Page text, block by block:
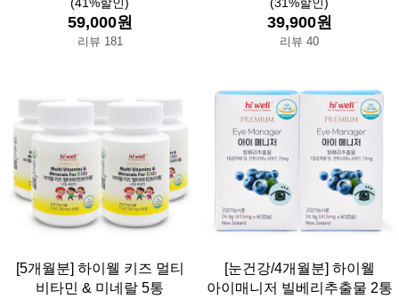
59,000원
리뷰 181
39,900원
리뷰 40
[5개월분] 하이웰 키즈 멀티
비타민 & 미네랄 5통
[눈건강/4개월분] 하이웰
아이매니저 빌베리추출물 2통